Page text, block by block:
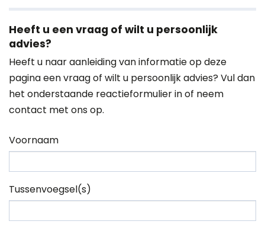
Heeft u een vraag of wilt u persoonlijk
advies?
Heeft u naar aanleiding van informatie op deze
pagina een vraag of wilt u persoonlijk advies? Vul dan
het onderstaande reactieformulier in of neem
contact met ons op.
Voornaam
Tussenvoegsel(s)